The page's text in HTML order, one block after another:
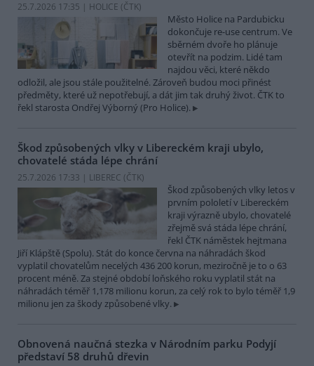
25.7.2026 17:35 | HOLICE (ČTK)
Město Holice na Pardubicku
dokončuje re-use centrum. Ve
sběrném dvoře ho plánuje
otevřít na podzim. Lidé tam
najdou věci, které někdo
odložil, ale jsou stále použitelné. Zároveň budou moci přinést
předměty, které už nepotřebují, a dát jim tak druhý život. ČTK to
řekl starosta Ondřej Výborný (Pro Holice).
Škod způsobených vlky v Libereckém kraji ubylo,
chovatelé stáda lépe chrání
25.7.2026 17:33 | LIBEREC (ČTK)
Škod způsobených vlky letos v
prvním pololetí v Libereckém
kraji výrazně ubylo, chovatelé
zřejmě svá stáda lépe chrání,
řekl ČTK náměstek hejtmana
Jiří Klápště (Spolu). Stát do konce června na náhradách škod
vyplatil chovatelům necelých 436 200 korun, meziročně je to o 63
procent méně. Za stejné období loňského roku vyplatil stát na
náhradách téměř 1,178 milionu korun, za celý rok to bylo téměř 1,9
milionu jen za škody způsobené vlky.
Obnovená naučná stezka v Národním parku Podyjí
představí 58 druhů dřevin